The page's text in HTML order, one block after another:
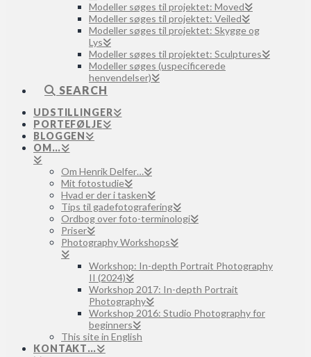
Modeller søges til projektet: Moved
Modeller søges til projektet: Veiled
Modeller søges til projektet: Skygge og
Lys
Modeller søges til projektet: Sculptures
Modeller søges (uspecificerede
henvendelser)
SEARCH
UDSTILLINGER
PORTEFØLJE
BLOGGEN
OM…
Om Henrik Delfer…
Mit fotostudie
Hvad er der i tasken
Tips til gadefotografering
Ordbog over foto-terminologi
Priser
Photography Workshops
Workshop: In-depth Portrait Photography
II (2024)
Workshop 2017: In-depth Portrait
Photography
Workshop 2016: Studio Photography for
beginners
This site in English
KONTAKT…